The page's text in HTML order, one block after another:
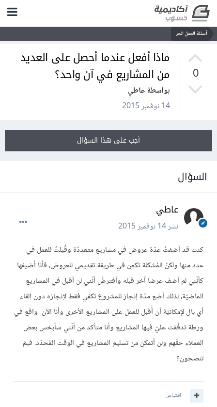
أسئلة العمل الحر
0
ماذا أفعل عندما أحصل على العديد
من المشاريع في آن واحد؟
بواسطة عاطي
14 نوفمبر 2015
أجب على هذا السؤال
السؤال
عاطي
نشر14 نوفمبر 2015
كنت قد أضفتُ عدّة عروض في مشاريع متعددّة وقُبلتُ للعمل في
عدد منها ولكنّ المُشكلة تكمن في طريقة تقديمي للعروض، فأنا أضيفها
كأنّني لم أضف عرضا آخر قبله وأفترضُ أنّني لن أقبل في المشاريع
الماضيّة، لذلك أضع مدّة إنجاز للمشروع تكفي فقط لإنجازه دون إلقاء
أي بال لإمكانيّة أن أُقبل للعمل على المشاريع الأخرى وأنا الآن واقع في
ورطة تدفّقت عليّ فيها المشاريع وأنا متأكد من أنّني سأبخس بعض
العملاء حقّهم ولن أتمكن من تسليم المشاريع في الوقت المُحدّد. فبمَ
تنصحون؟
اقتباس